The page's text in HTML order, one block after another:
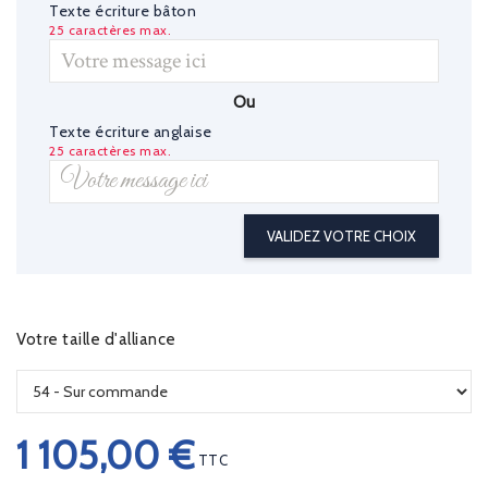
Texte écriture bâton
25 caractères max.
Ou
Texte écriture anglaise
25 caractères max.
VALIDEZ VOTRE CHOIX
Votre taille d'alliance
1 105,00 € TTC